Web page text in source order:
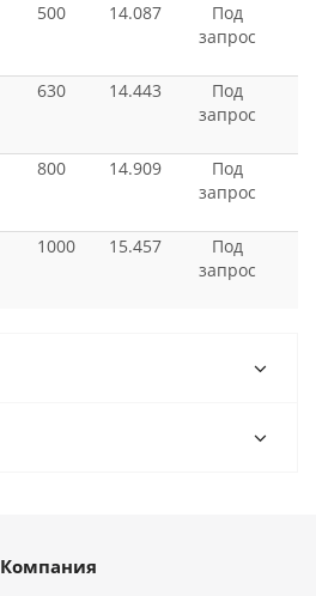
500 14.087
Под
запрос
630 14.443
Под
запрос
800 14.909
Под
запрос
1000 15.457
Под
запрос
Компания